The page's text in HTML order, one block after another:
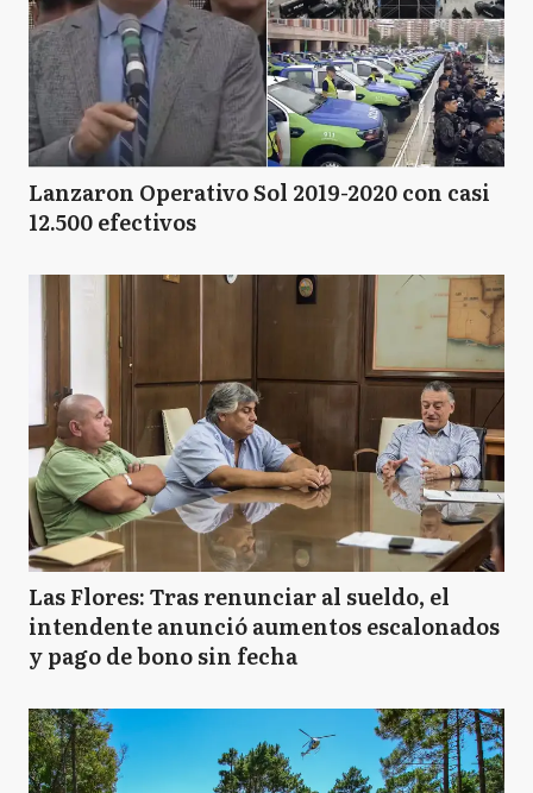
Lanzaron Operativo Sol 2019-2020 con casi
12.500 efectivos
Las Flores: Tras renunciar al sueldo, el
intendente anunció aumentos escalonados
y pago de bono sin fecha